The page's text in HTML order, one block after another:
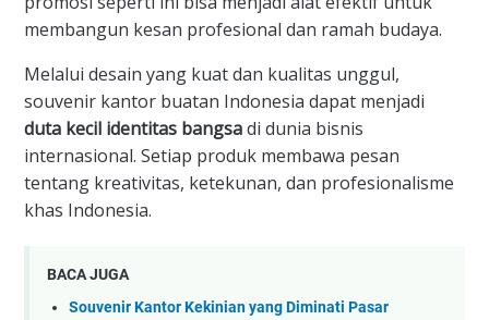
membangun kesan profesional dan ramah budaya.
Melalui desain yang kuat dan kualitas unggul,
souvenir kantor buatan Indonesia dapat menjadi
duta kecil identitas bangsadi dunia bisnis
internasional. Setiap produk membawa pesan
tentang kreativitas, ketekunan, dan profesionalisme
khas Indonesia.
BACA JUGA
Souvenir Kantor Kekinian yang Diminati Pasar